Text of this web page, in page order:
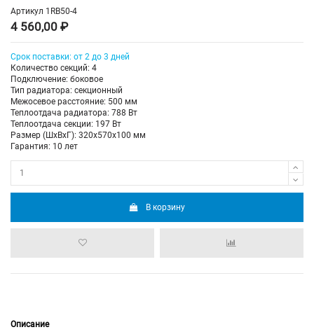
Артикул 1RB50-4
4 560,00 ₽
Срок поставки: от 2 до 3 дней
Количество секций: 4
Подключение: боковое
Тип радиатора: секционный
Межосевое расстояние: 500 мм
Теплоотдача радиатора: 788 Вт
Теплоотдача секции: 197 Вт
Размер (ШхВхГ): 320х570х100 мм
Гарантия: 10 лет
В корзину
Описание